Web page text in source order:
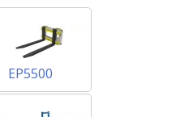
EP5500